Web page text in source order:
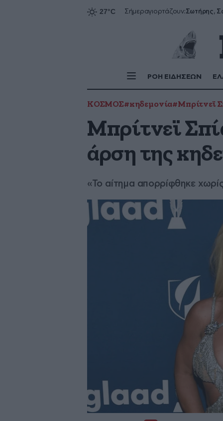
Σήμεραγιορτάζουν:
ΡΟΗ ΕΙΔΗΣΕΩΝ
ΚΟΣΜΟΣ#κηδεμονία#Μπρίτνεϊ
Μπρίτνεϊ
άρση της
«Το αίτημα απορρίφθηκε